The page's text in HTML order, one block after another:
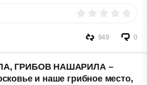
0
949
ГРИБОВ НАШАРИЛА –
и наше грибное место,